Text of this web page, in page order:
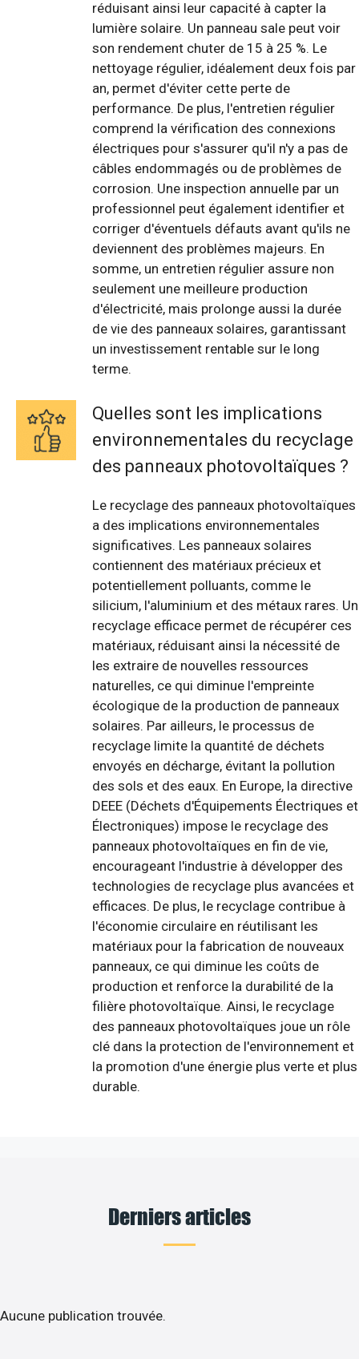
réduisant ainsi leur capacité à capter la
lumière solaire. Un panneau sale peut voir
son rendement chuter de 15 à 25 %. Le
nettoyage régulier, idéalement deux fois par
an, permet d'éviter cette perte de
performance. De plus, l'entretien régulier
comprend la vérification des connexions
électriques pour s'assurer qu'il n'y a pas de
câbles endommagés ou de problèmes de
corrosion. Une inspection annuelle par un
professionnel peut également identifier et
corriger d'éventuels défauts avant qu'ils ne
deviennent des problèmes majeurs. En
somme, un entretien régulier assure non
seulement une meilleure production
d'électricité, mais prolonge aussi la durée
de vie des panneaux solaires, garantissant
un investissement rentable sur le long
terme.
Quelles sont les implications
environnementales du recyclage
des panneaux photovoltaïques ?
Le recyclage des panneaux photovoltaïques
a des implications environnementales
significatives. Les panneaux solaires
contiennent des matériaux précieux et
potentiellement polluants, comme le
silicium, l'aluminium et des métaux rares. Un
recyclage efficace permet de récupérer ces
matériaux, réduisant ainsi la nécessité de
les extraire de nouvelles ressources
naturelles, ce qui diminue l'empreinte
écologique de la production de panneaux
solaires. Par ailleurs, le processus de
recyclage limite la quantité de déchets
envoyés en décharge, évitant la pollution
des sols et des eaux. En Europe, la directive
DEEE (Déchets d'Équipements Électriques et
Électroniques) impose le recyclage des
panneaux photovoltaïques en fin de vie,
encourageant l'industrie à développer des
technologies de recyclage plus avancées et
efficaces. De plus, le recyclage contribue à
l'économie circulaire en réutilisant les
matériaux pour la fabrication de nouveaux
panneaux, ce qui diminue les coûts de
production et renforce la durabilité de la
filière photovoltaïque. Ainsi, le recyclage
des panneaux photovoltaïques joue un rôle
clé dans la protection de l'environnement et
la promotion d'une énergie plus verte et plus
durable.
Derniers articles
Aucune publication trouvée.